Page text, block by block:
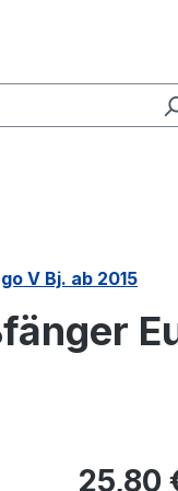
V Bj. ab 2015
Regulärer
25,80